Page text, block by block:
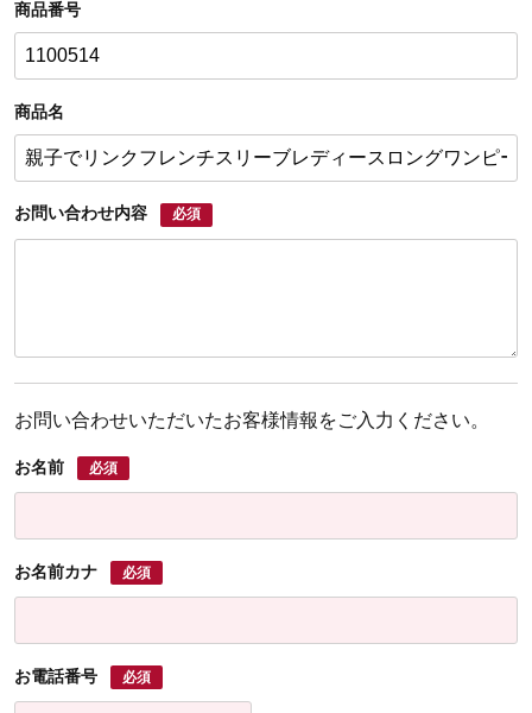
商品番号
商品名
お問い合わせ内容 必須
お問い合わせいただいたお客様情報をご入力ください。
お名前 必須
お名前カナ 必須
お電話番号 必須